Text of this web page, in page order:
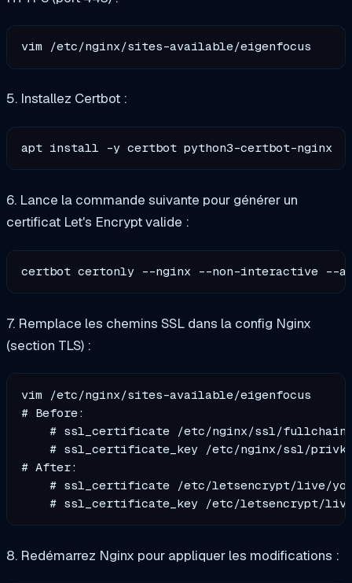
5. Installez Certbot :
6. Lance la commande suivante pour générer un
certificat Let's Encrypt valide :
certbot certonly --nginx --non-interactive --
7. Remplace les chemins SSL dans la config Nginx
(section TLS) :
vim /etc/nginx/sites-available/eigenfocus
# Before:
# ssl_certificate /etc/nginx/ssl/
# ssl_certificate_key /etc/nginx/ssl/
# After:
# ssl_certificate /etc/letsencrypt/live/
8. Redémarrez Nginx pour appliquer les modifications :